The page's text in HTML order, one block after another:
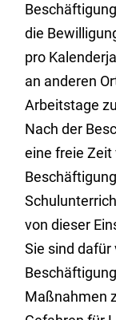
die
pro
an anderen
Arbeitstage
Nach der
eine freie Zeit
von dieser
Sie sind
Maßnahmen